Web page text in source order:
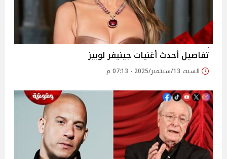
تفاصيل أحدث أغنيات جينيفر لوبيز
السبت 13/سبتمبر/2025 - 07:13 م